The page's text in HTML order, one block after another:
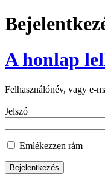
A honlap
Felhasználónév, vagy e-
Jelszó
Emlékezzen rám